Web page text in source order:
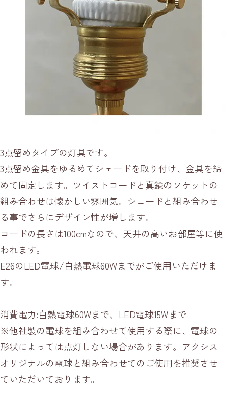
3点留めタイプの灯具です。
3点留め金具をゆるめてシェードを取り付け、金具を締
めて固定します。ツイストコードと真鍮のソケットの
組み合わせは懐かしい雰囲気。シェードと組み合わせ
る事でさらにデザイン性が増します。
コードの長さは100cmなので、天井の高いお部屋等に使
われます。
E26のLED電球/白熱電球60Wまでがご使用いただけま
す。
消費電力:白熱電球60Wまで、LED電球15Wまで
※他社製の電球を組み合わせて使用する際に、電球の
形状によっては点灯しない場合があります。アクシス
オリジナルの電球と組み合わせてのご使用を推奨させ
ていただいております。